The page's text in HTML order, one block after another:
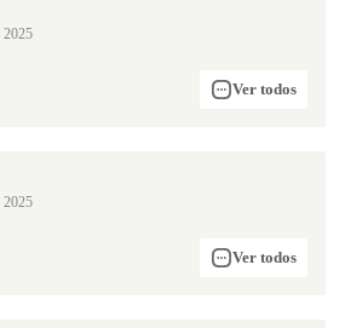
2025
Ver todos
2025
Ver todos